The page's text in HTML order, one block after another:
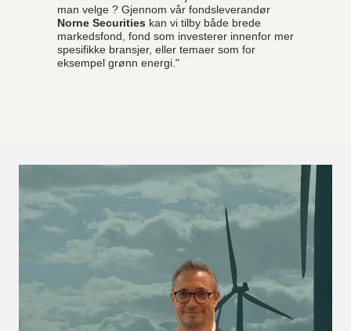
man velge ? Gjennom vår fondsleverandør
Norne Securities kan vi tilby både brede
markedsfond, fond som investerer innenfor mer
spesifikke bransjer, eller temaer som for
eksempel grønn energi."